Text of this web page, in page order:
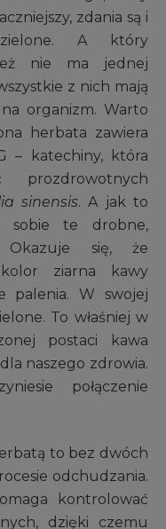
zdania są i
A który
nie ma jednej
z nich mają
organizm. Warto
herbata zawiera
– katechiny, która
prozdrowotnych
sinensis. A jak to
te drobne,
Okazuje się, że
kolor ziarna kawy
palenia. W swojej
To właśniej w
postaci kawa
naszego zdrowia.
połączenie
to bez dwóch
odchudzania.
kontrolować
dzięki czemu